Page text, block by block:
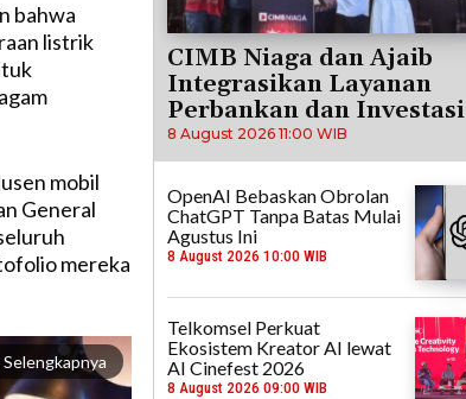
bahwa
listrik
mobil
General
mereka
Selengkapnya
CIMB Niaga dan Ajaib
Integrasikan Layanan
Perbankan dan Investasi
8 August 2026 11:00 WIB
OpenAI Bebaskan Obrolan
ChatGPT Tanpa Batas Mulai
Agustus Ini
8 August 2026 10:00 WIB
Telkomsel Perkuat
Ekosistem Kreator AI lewat
AI Cinefest 2026
8 August 2026 09:00 WIB